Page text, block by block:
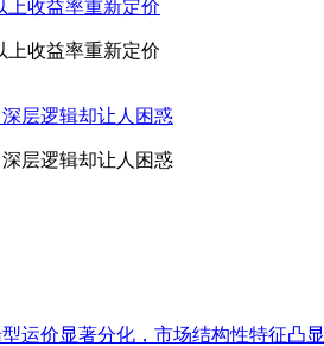
上收益率重新定价
上收益率重新定价
层逻辑却让人困惑
层逻辑却让人困惑
运价显著分化，市场结构性特征凸显